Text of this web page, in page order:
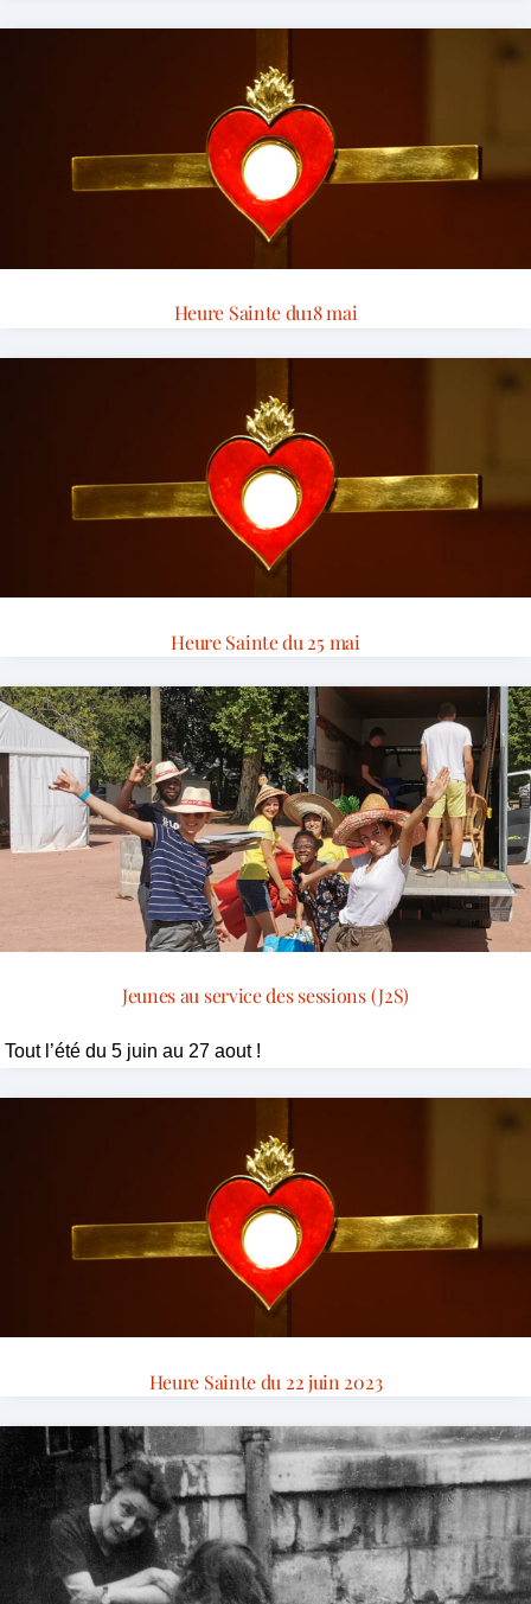
Heure Sainte du18 mai
Heure Sainte du 25 mai
Jeunes au service des sessions (J2S)
Tout l’été du 5 juin au 27 aout !
Heure Sainte du 22 juin 2023